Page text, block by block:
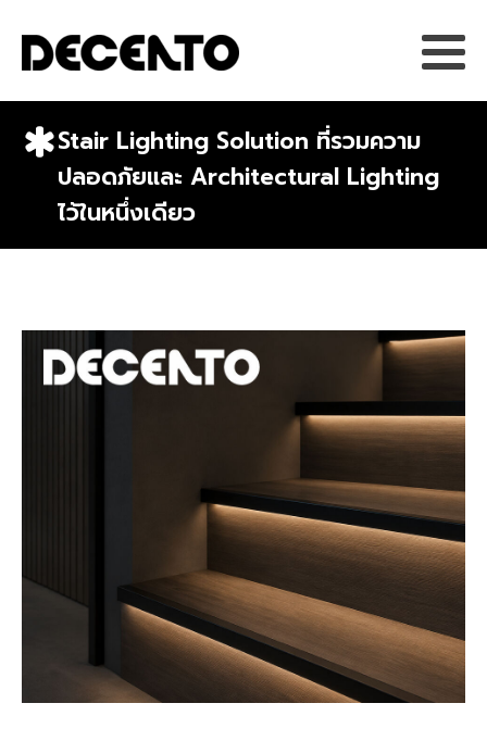
Stair Lighting Solution ที่รวมความ
ปลอดภัยและ Architectural Lighting
ไว้ในหนึ่งเดียว